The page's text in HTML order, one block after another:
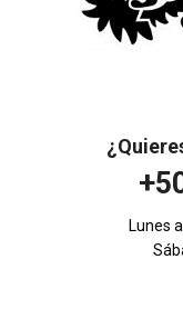
Lunes